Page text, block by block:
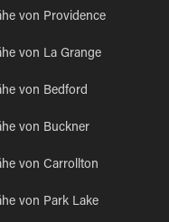
von Providence
von La Grange
von Bedford
von Buckner
von Carrollton
von Park Lake